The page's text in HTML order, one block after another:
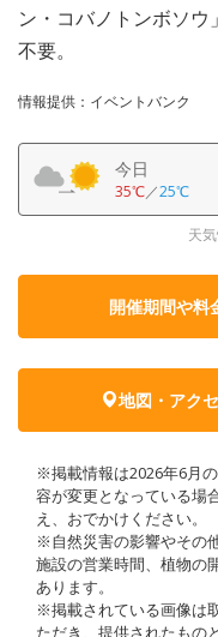
ン・コバノトンボソ
不要。
情報提供：イベントバンク
今日
35℃／25℃
天
開催期間や料
地図・アク
※掲載情報は2026年6月
容が変更となっている場
え、おでかけください。
※自然災害の影響やその
施設の営業時間、植物の
あります。
※掲載されている画像は
ただき、提供されたもの